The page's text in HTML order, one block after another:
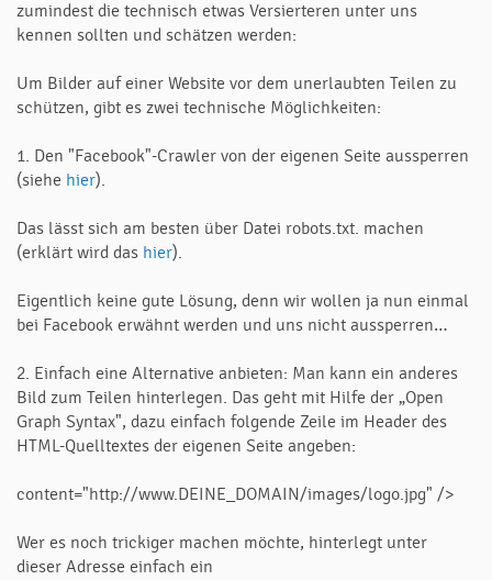
zumindest die technisch etwas Versierteren unter uns
kennen sollten und schätzen werden:
Um Bilder auf einer Website vor dem unerlaubten Teilen zu
schützen, gibt es zwei technische Möglichkeiten:
1. Den "Facebook"-Crawler von der eigenen Seite aussperren
(siehe hier).
Das lässt sich am besten über Datei robots.txt. machen
(erklärt wird das hier).
Eigentlich keine gute Lösung, denn wir wollen ja nun einmal
bei Facebook erwähnt werden und uns nicht aussperren…
2. Einfach eine Alternative anbieten: Man kann ein anderes
Bild zum Teilen hinterlegen. Das geht mit Hilfe der „Open
Graph Syntax", dazu einfach folgende Zeile im Header des
HTML-Quelltextes der eigenen Seite angeben:
content="http://www.DEINE_DOMAIN/images/logo.jpg" />
Wer es noch trickiger machen möchte, hinterlegt unter
dieser Adresse einfach ein